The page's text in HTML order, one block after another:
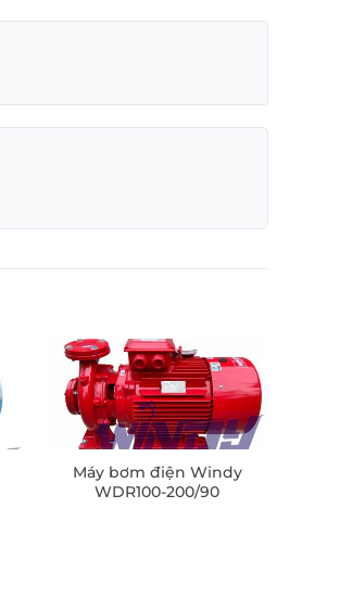
Máy bơm điện Windy
WDR100-200/90